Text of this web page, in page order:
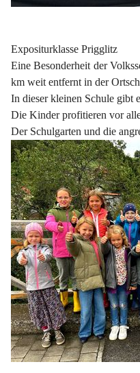
Expositurklasse Prigglitz
Eine Besonderheit der
km weit entfernt in der
In dieser kleinen Schule gibt
Die Kinder profitieren vor
Der Schulgarten und die